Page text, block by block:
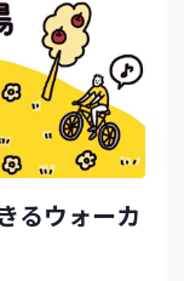
るウォーカ